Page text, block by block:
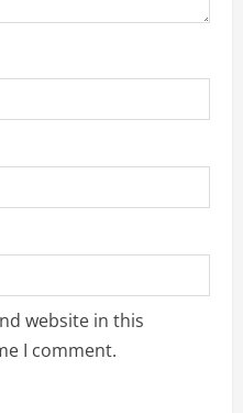
website in this
I comment.